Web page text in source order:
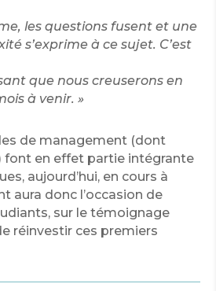
les questions fusent et une
s’exprime à ce sujet. C’est
que nous creuserons en
à venir. »
de management (dont
font en effet partie intégrante
aujourd’hui, en cours à
aura donc l’occasion de
sur le témoignage
réinvestir ces premiers